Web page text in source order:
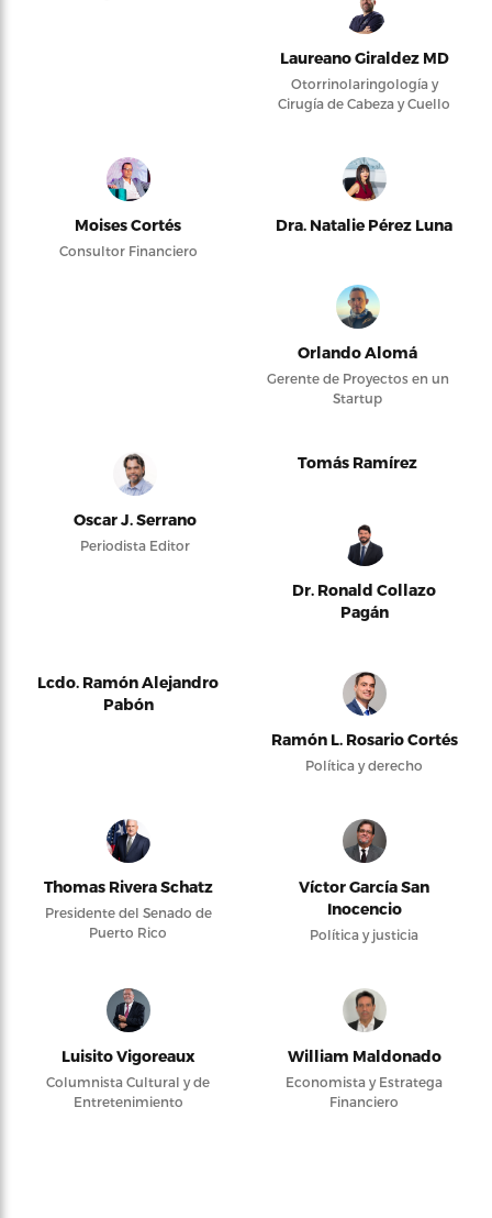
Laureano Giraldez MD
Otorrinolaringología y
Cirugía de Cabeza y Cuello
Moises Cortés
Consultor Financiero
Dra. Natalie Pérez Luna
Orlando Alomá
Gerente de Proyectos en un
Startup
Oscar J. Serrano
Periodista Editor
Tomás Ramírez
Dr. Ronald Collazo
Pagán
Lcdo. Ramón Alejandro
Pabón
Ramón L. Rosario Cortés
Política y derecho
Thomas Rivera Schatz
Presidente del Senado de
Puerto Rico
Víctor García San
Inocencio
Política y justicia
Luisito Vigoreaux
Columnista Cultural y de
Entretenimiento
William Maldonado
Economista y Estratega
Financiero